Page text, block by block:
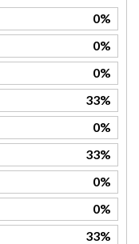
0%
0%
0%
33%
0%
33%
0%
0%
33%